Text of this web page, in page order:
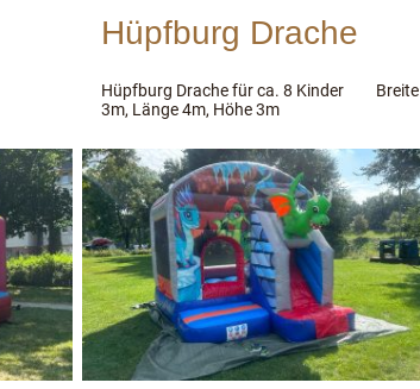
Hüpfburg Drache
Hüpfburg Drache für ca. 8 Kinder Breite
3m, Länge 4m, Höhe 3m